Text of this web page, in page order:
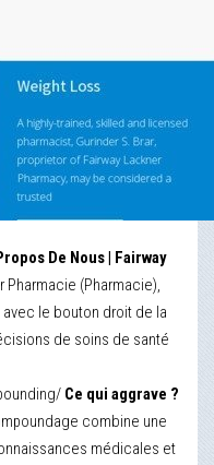
De Nous | Fairway
Pharmacie (Pharmacie),
le bouton droit de la
de soins de santé
Ce qui aggrave ?
combine une
médicales et